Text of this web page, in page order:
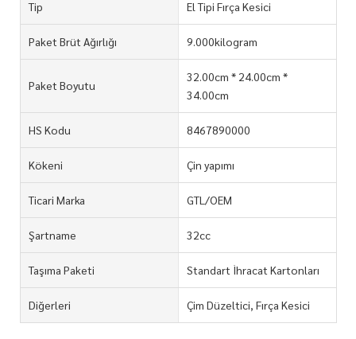
Tip El Tipi Fırça Kesici
Paket Brüt Ağırlığı 9.000kilogram
Paket Boyutu
32.00cm * 24.00cm *
34.00cm
HS Kodu 8467890000
Kökeni Çin yapımı
Ticari Marka GTL/OEM
Şartname 32cc
Taşıma Paketi Standart İhracat Kartonları
Diğerleri Çim Düzeltici, Fırça Kesici